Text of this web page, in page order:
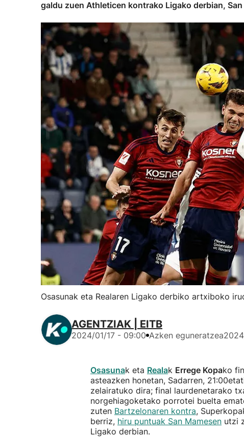
galdu zuen Athleticen kontrako Ligako derbian,
Osasunak eta Realaren Ligako derbiko artxiboko
AGENTZIAK | EITB
2024/01/17 - 09:00 Azken eguneratzea
Osasunak eta Realak Errege Kopako
asteazken honetan, Sadarren,
zelairatuko dira; final laurdenetarako
norgehiagoketako porrotei buelta
zuten Bartzelonaren kontra,
berriz, hiru puntuak San Mamesen utzi
Ligako derbian.